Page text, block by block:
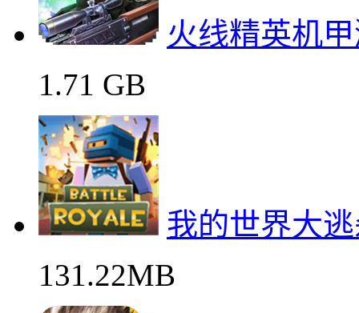
火线精英机
1.71 GB
我的世界大
131.22MB